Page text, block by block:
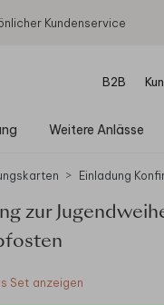
Kundenservice
B2B
Weitere Anlässe
Einladung
zur
Set anzeigen